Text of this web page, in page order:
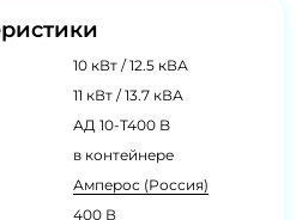
10 кВт / 12.5 кВА
11 кВт / 13.7 кВА
АД 10-Т400 B
в контейнере
Амперос (Россия)
400 В